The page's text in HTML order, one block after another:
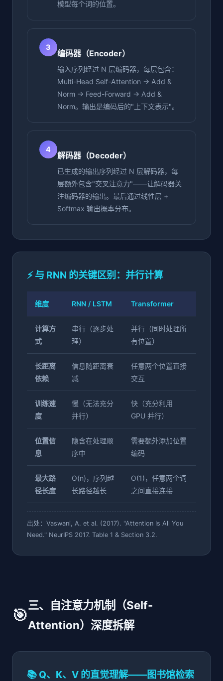
模型每个词的位置。
3
编码器（Encoder）
输入序列经过 N 层编码器，每层包含：
Multi-Head Self-Attention → Add &
Norm → Feed-Forward → Add &
Norm。输出是编码后的"上下文表示"。
4
解码器（Decoder）
已生成的输出序列经过 N 层解码器，每
层额外包含"交叉注意力"——让解码器关
注编码器的输出。最后通过线性层 +
Softmax 输出概率分布。
⚡ 与 RNN 的关键区别：并行计算
维度 RNN / LSTM Transformer
计算方
式
串行（逐步处
理）
并行（同时处理所
有位置）
长距离
依赖
信息随距离衰
减
任意两个位置直接
交互
训练速
度
慢（无法充分
并行）
快（充分利用
GPU 并行）
位置信
息
隐含在处理顺
序中
需要额外添加位置
编码
最大路
径长度
O(n)，序列越
长路径越长
O(1)，任意两个词
之间直接连接
出处：Vaswani, A. et al. (2017). "Attention Is All You
Need." NeurIPS 2017. Table 1 & Section 3.2.
🎯
三、自注意力机制（Self-
Attention）深度拆解
📚 Q、K、V 的直觉理解——图书馆检索